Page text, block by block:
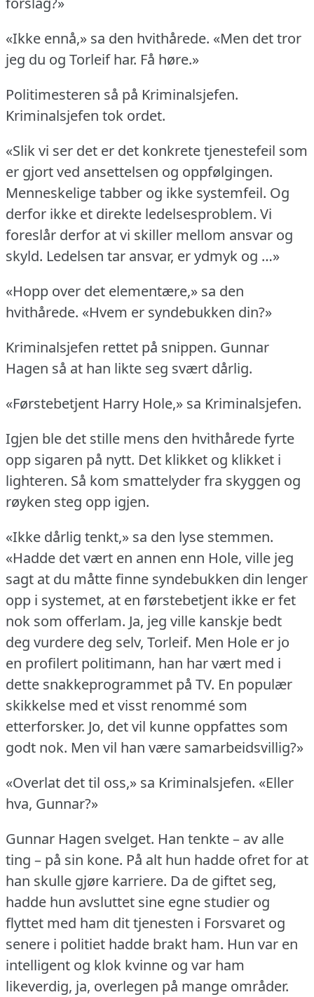
«Ikke ennå,» sa den hvithårede. «Men det tror
jeg du og Torleif har. Få høre.»
Politimesteren så på Kriminalsjefen.
Kriminalsjefen tok ordet.
«Slik vi ser det er det konkrete tjenestefeil som
er gjort ved ansettelsen og oppfølgingen.
Menneskelige tabber og ikke systemfeil. Og
derfor ikke et direkte ledelsesproblem. Vi
foreslår derfor at vi skiller mellom ansvar og
skyld. Ledelsen tar ansvar, er ydmyk og …»
«Hopp over det elementære,» sa den
hvithårede. «Hvem er syndebukken din?»
Kriminalsjefen rettet på snippen. Gunnar
Hagen så at han likte seg svært dårlig.
«Førstebetjent Harry Hole,» sa Kriminalsjefen.
Igjen ble det stille mens den hvithårede fyrte
opp sigaren på nytt. Det klikket og klikket i
lighteren. Så kom smattelyder fra skyggen og
røyken steg opp igjen.
«Ikke dårlig tenkt,» sa den lyse stemmen.
«Hadde det vært en annen enn Hole, ville jeg
sagt at du måtte finne syndebukken din lenger
opp i systemet, at en førstebetjent ikke er fet
nok som offerlam. Ja, jeg ville kanskje bedt
deg vurdere deg selv, Torleif. Men Hole er jo
en profilert politimann, han har vært med i
dette snakkeprogrammet på TV. En populær
skikkelse med et visst renommé som
etterforsker. Jo, det vil kunne oppfattes som
godt nok. Men vil han være samarbeidsvillig?»
«Overlat det til oss,» sa Kriminalsjefen. «Eller
hva, Gunnar?»
Gunnar Hagen svelget. Han tenkte – av alle
ting – på sin kone. På alt hun hadde ofret for at
han skulle gjøre karriere. Da de giftet seg,
hadde hun avsluttet sine egne studier og
flyttet med ham dit tjenesten i Forsvaret og
senere i politiet hadde brakt ham. Hun var en
intelligent og klok kvinne og var ham
likeverdig, ja, overlegen på mange områder.